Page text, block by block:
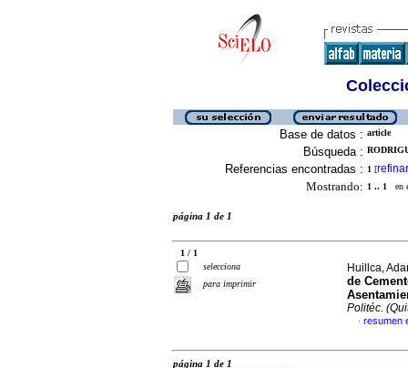
Base de datos : article
Búsqueda :
Referencias encontradas : 1 [refinar
Mostrando: 1 .. 1 en
página 1 de 1
1 / 1
selecciona
para imprimir
Huillca,
de
Politéc.
· resumen
página 1 de 1